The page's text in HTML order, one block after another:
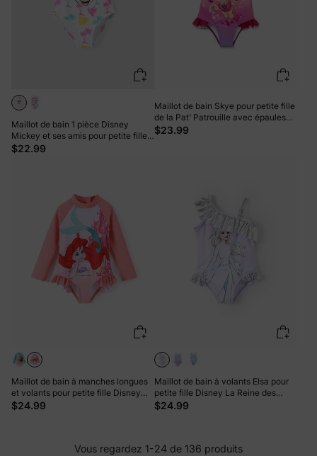
Maillot de bain 1 pièce Disney
Mickey et ses amis pour petite fille,
imprimé floral Minnie Mouse, UPF
$22.99
Maillot de bain Skye pour petite fille
de la Pat' Patrouille avec épaules
inclinées Roseo
$23.99
Maillot de bain à manches longues
et volants pour petite fille Disney
Princess Ariel, colorblock, fermeture
$24.99
Maillot de bain à volants Elsa pour
petite fille Disney La Reine des
Neiges, protection UPF 50+, bleu
$24.99
Vous regardez 1-24 de 136 produits